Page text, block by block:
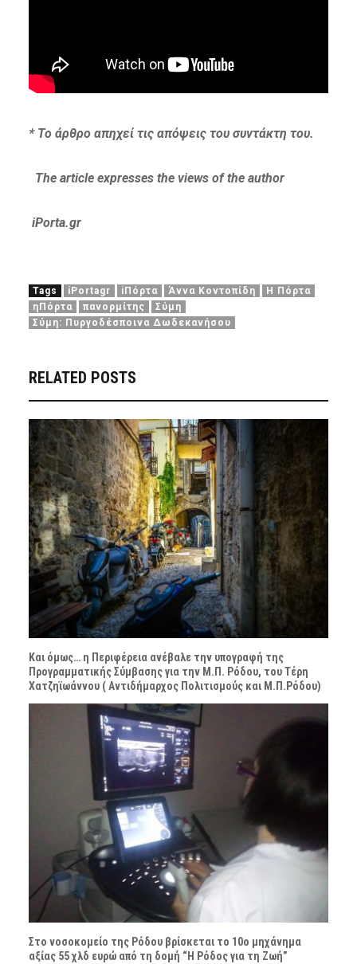
* Το άρθρο απηχεί τις απόψεις του συντάκτη του.
The article expresses the views of the author
iPorta.gr
Tags iPortagr iΠόρτα Άννα Κοντοπίδη
Η Πόρτα
ηΠόρτα
πανορμίτης
Σύμη
Σύμη: Πυργοδέσποινα Δωδεκανήσου
RELATED POSTS
Και όμως… η Περιφέρεια ανέβαλε την υπογραφή της
Προγραμματικής Σύμβασης για την Μ.Π. Ρόδου, του Τέρη
Χατζηϊωάννου ( Αντιδήμαρχος Πολιτισμούς και Μ.Π.Ρόδου)
Στο νοσοκομείο της Ρόδου βρίσκεται το 10ο μηχάνημα
αξίας 55 χλδ ευρώ από τη δομή “Η Ρόδος για τη Ζωή”